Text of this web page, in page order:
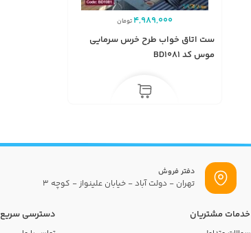
4,989,000تومان
ست اتاق خواب طرح خرس سرمایی
موس کد BD1081
دفتر فروش
تهران - دولت آباد - خیابان علینواز - کوچه 3
خدمات مشتریان دسترسی سریع